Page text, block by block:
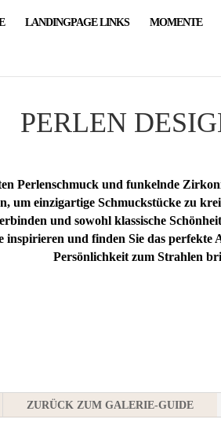
LANDINGPAGE LINKS MOMENTE
PERLEN
Perlenschmuck und funkelnde
einzigartige Schmuckstücke zu
und sowohl klassische
inspirieren und finden Sie das
Persönlichkeit zum Strahlen
ZURÜCK ZUM GALERIE-GUIDE